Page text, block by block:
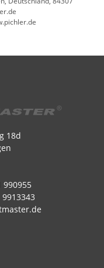
18d
990955
9913343